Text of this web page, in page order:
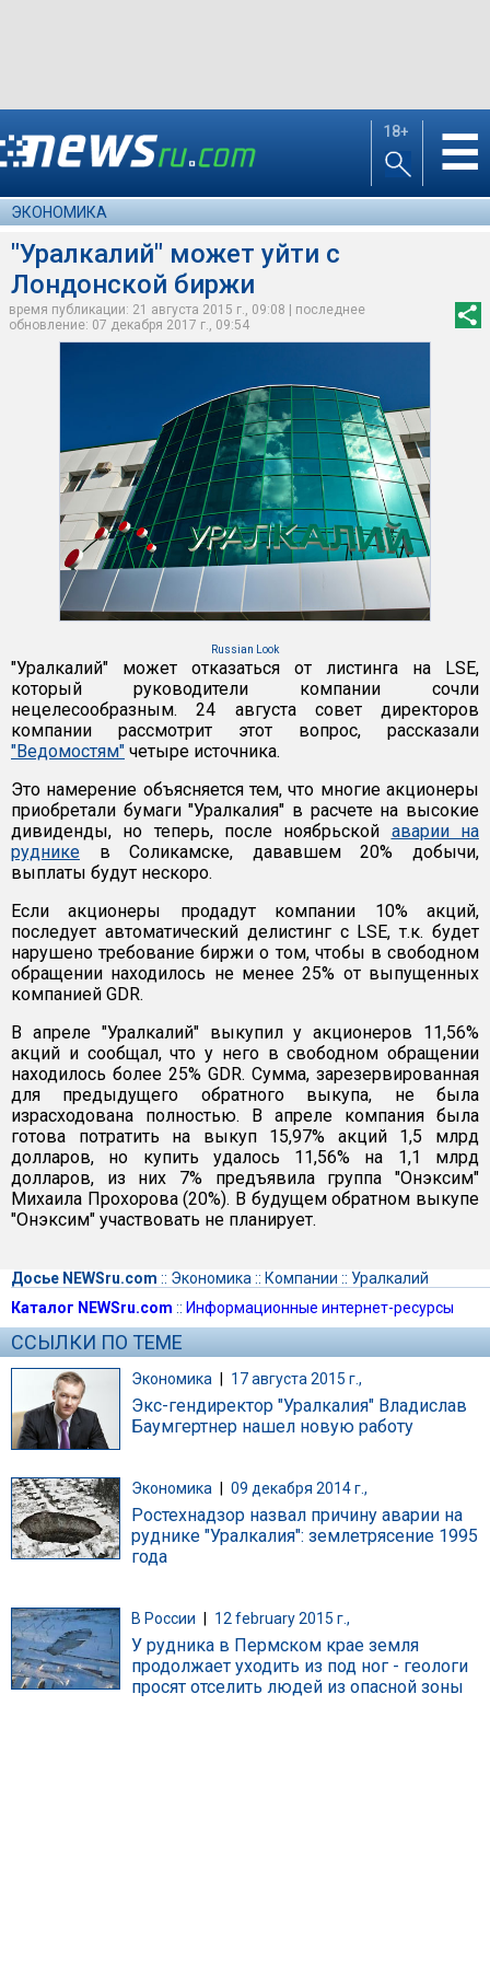
18+ ☰
ЭКОНОМИКА
"Уралкалий" может уйти с
Лондонской биржи
время публикации: 21 августа 2015 г., 09:08 | последнее
обновление: 07 декабря 2017 г., 09:54
Russian Look
"Уралкалий" может отказаться от листинга на LSE,
который руководители компании сочли
нецелесообразным. 24 августа совет директоров
компании рассмотрит этот вопрос, рассказали
"Ведомостям" четыре источника.
Это намерение объясняется тем, что многие акционеры
приобретали бумаги "Уралкалия" в расчете на высокие
дивиденды, но теперь, после ноябрьской аварии на
руднике в Соликамске, дававшем 20% добычи,
выплаты будут нескоро.
Если акционеры продадут компании 10% акций,
последует автоматический делистинг с LSE, т.к. будет
нарушено требование биржи о том, чтобы в свободном
обращении находилось не менее 25% от выпущенных
компанией GDR.
В апреле "Уралкалий" выкупил у акционеров 11,56%
акций и сообщал, что у него в свободном обращении
находилось более 25% GDR. Сумма, зарезервированная
для предыдущего обратного выкупа, не была
израсходована полностью. В апреле компания была
готова потратить на выкуп 15,97% акций 1,5 млрд
долларов, но купить удалось 11,56% на 1,1 млрд
долларов, из них 7% предъявила группа "Онэксим"
Михаила Прохорова (20%). В будущем обратном выкупе
"Онэксим" участвовать не планирует.
Досье NEWSru.com :: Экономика :: Компании :: Уралкалий
Каталог NEWSru.com :: Информационные интернет-ресурсы
ССЫЛКИ ПО ТЕМЕ
Экономика | 17 августа 2015 г.,
Экс-гендиректор "Уралкалия" Владислав
Баумгертнер нашел новую работу
Экономика 09 декабря 2014 г.,
Ростехнадзор назвал причину аварии на
руднике "Уралкалия": землетрясение 1995
года
В России 12 february 2015 г.,
У рудника в Пермском крае земля
продолжает уходить из под ног - геологи
просят отселить людей из опасной зоны